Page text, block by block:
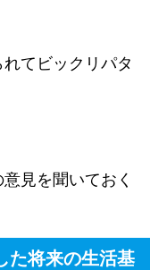
てビックリパタ
見を聞いておく
た将来の生活基